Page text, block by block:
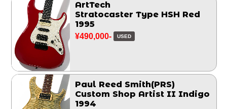
ArtTech
Stratocaster Type HSH Red
1995
¥490,000- USED
Paul Reed Smith(PRS)
Custom Shop Artist II Indigo
1994